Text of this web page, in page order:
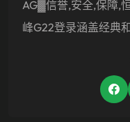
AG▓信誉,安全,保障,
峰g22登录涵盖经典